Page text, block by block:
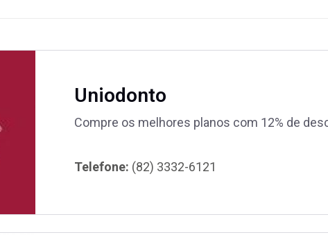
Uniodonto
Compre os melhores planos com 12% de
Telefone: (82) 3332-6121